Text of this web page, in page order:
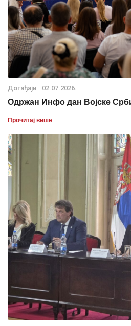
Дoгађаjи 02.07.2026.
Одржан Инфо дан Војске
Прочитај више